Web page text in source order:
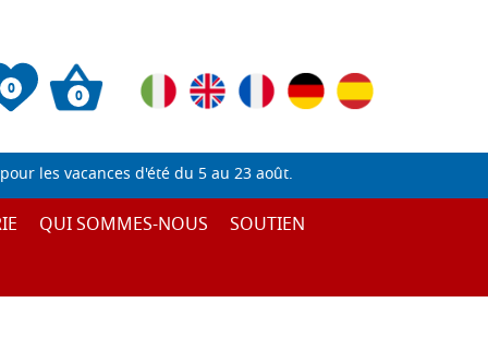
0 0
les vacances d'été du 5 au 23 août.
QUI SOMMES-NOUS SOUTIEN